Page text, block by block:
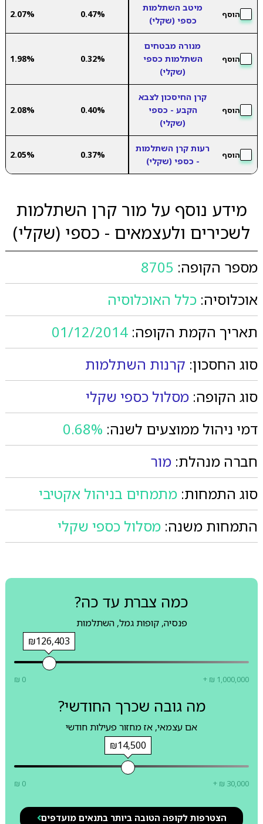
הוסף
מיטב השתלמות
כספי (שקלי)
0.47%
2.07%
הוסף
מנורה מבטחים
השתלמות כספי
(שקלי)
0.32%
1.98%
הוסף
קרן החיסכון לצבא
הקבע - כספי
(שקלי)
0.40%
2.08%
הוסף
רעות קרן השתלמות
- כספי (שקלי)
0.37%
2.05%
מידע נוסף על מור קרן השתלמות
לשכירים ולעצמאים - כספי (שקלי)
מספר הקופה: 8705
אוכלוסיה: כלל האוכלוסיה
תאריך הקמת הקופה: 01/12/2014
סוג החסכון: קרנות השתלמות
סוג הקופה: מסלול כספי שקלי
דמי ניהול ממוצעים לשנה: 0.68%
חברה מנהלת: מור
סוג התמחות: מתמחים בניהול אקטיבי
התמחות משנה: מסלול כספי שקלי
כמה צברת עד כה?
פנסיה, קופות גמל, השתלמות
₪126,403
₪ 0 + ₪ 1,000,000
מה גובה שכרך החודשי?
אם עצמאי, אז מחזור פעילות חודשי
₪14,500
₪ 0 + ₪ 30,000
הצטרפות לקופה הטובה ביותר בתנאים מועדפים